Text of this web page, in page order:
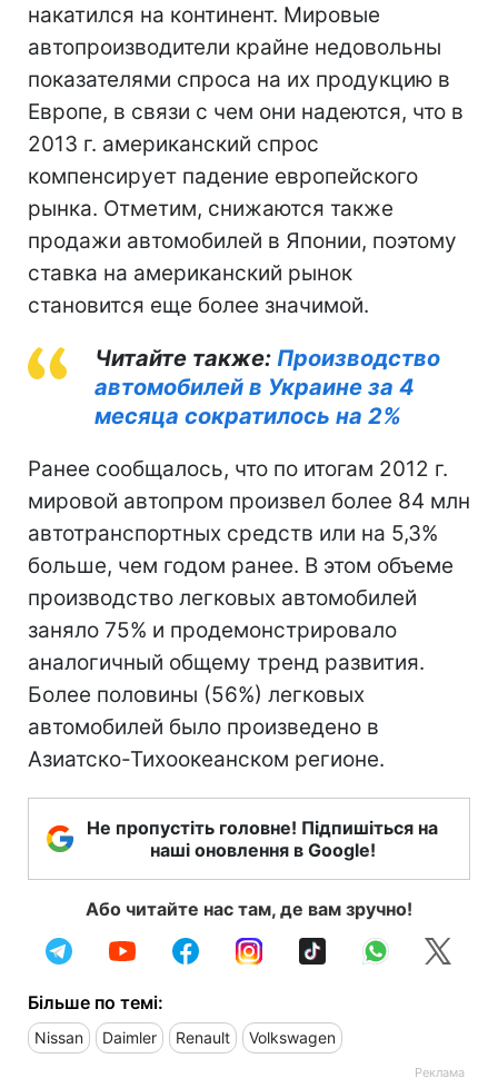
накатился на континент. Мировые
автопроизводители крайне недовольны
показателями спроса на их продукцию в
Европе, в связи с чем они надеются, что в
2013 г. американский спрос
компенсирует падение европейского
рынка. Отметим, снижаются также
продажи автомобилей в Японии, поэтому
ставка на американский рынок
становится еще более значимой.
Читайте также: Производство
автомобилей в Украине за 4
месяца сократилось на 2%
Ранее сообщалось, что по итогам 2012 г.
мировой автопром произвел более 84 млн
автотранспортных средств или на 5,3%
больше, чем годом ранее. В этом объеме
производство легковых автомобилей
заняло 75% и продемонстрировало
аналогичный общему тренд развития.
Более половины (56%) легковых
автомобилей было произведено в
Азиатско-Тихоокеанском регионе.
Не пропустіть головне! Підпишіться на
наші оновлення в Google!
Або читайте нас там, де вам зручно!
Більше по темі:
Nissan Daimler Renault Volkswagen